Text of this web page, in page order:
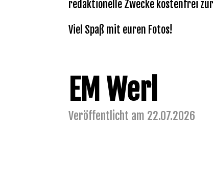
redaktionelle Zwecke kostenfrei zur
Viel Spaß mit euren Fotos!
EM Werl
Veröffentlicht am 22.07.2026